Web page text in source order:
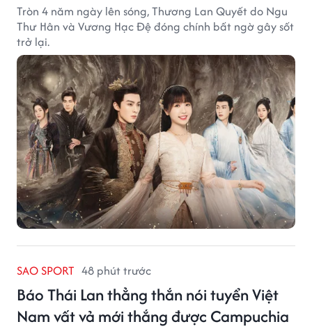
Tròn 4 năm ngày lên sóng, Thương Lan Quyết do Ngu
Thư Hân và Vương Hạc Đệ đóng chính bất ngờ gây sốt
trở lại.
SAO SPORT 48 phút trước
Báo Thái Lan thẳng thắn nói tuyển Việt
Nam vất vả mới thắng được Campuchia